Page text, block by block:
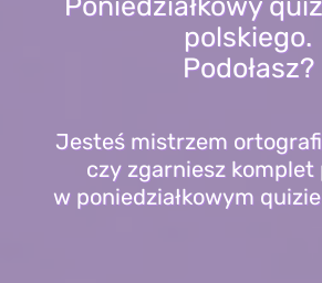
polskiego.
Podołasz?
Jesteś mistrzem
czy zgarniesz
w poniedziałkowym